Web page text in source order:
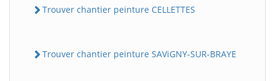
Trouver chantier peinture CELLETTES
Trouver chantier peinture SAViGNY-SUR-BRAYE